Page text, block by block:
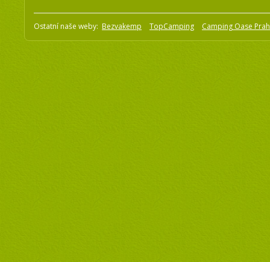
Ostatní naše weby: Bezvakemp TopCamping Camping Oase